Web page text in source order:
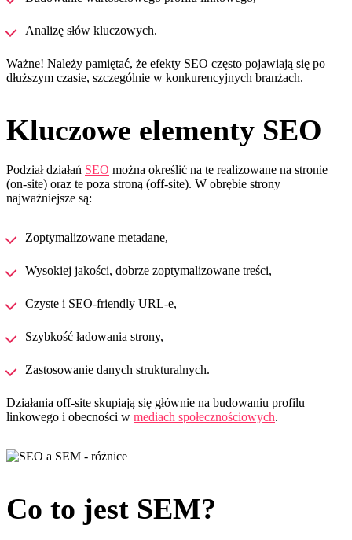
Analizę słów kluczowych.
Ważne! Należy pamiętać, że efekty SEO często pojawiają się po
dłuższym czasie, szczególnie w konkurencyjnych branżach.
Kluczowe elementy SEO
Podział działań SEO można określić na te realizowane na stronie
(on-site) oraz te poza stroną (off-site). W obrębie strony
najważniejsze są:
Zoptymalizowane metadane,
Wysokiej jakości, dobrze zoptymalizowane treści,
Czyste i SEO-friendly URL-e,
Szybkość ładowania strony,
Zastosowanie danych strukturalnych.
Działania off-site skupiają się głównie na budowaniu profilu
linkowego i obecności w mediach społecznościowych.
Co to jest SEM?